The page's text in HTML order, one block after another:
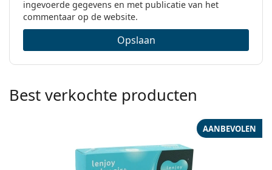
ingevoerde gegevens en met publicatie van het
commentaar op de website.
Opslaan
Best verkochte producten
AANBEVOLEN